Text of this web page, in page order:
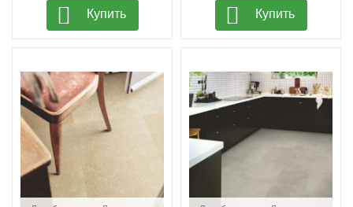
Купить Купить